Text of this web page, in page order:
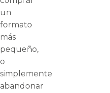
un
formato
más
pequeño,
o
simplemente
abandonar